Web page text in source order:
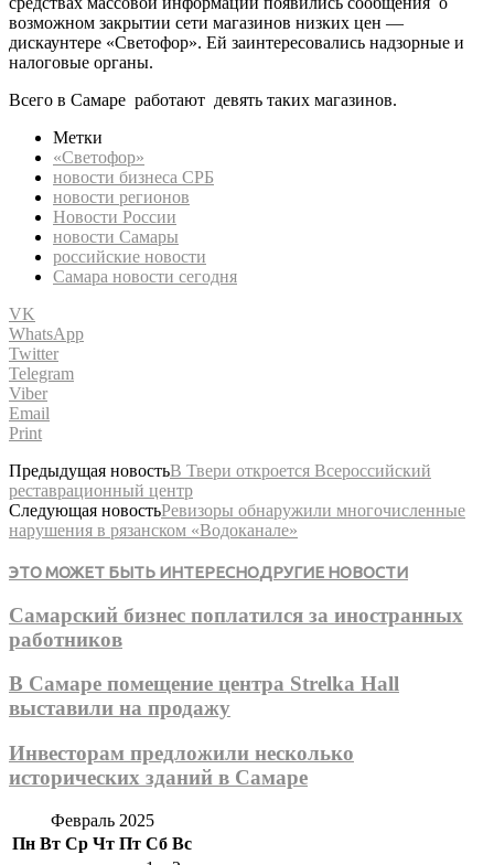
возможном закрытии сети магазинов низких цен —
дискаунтере «Светофор». Ей заинтересовались надзорные и
налоговые органы.
Всего в Самаре работают девять таких магазинов.
Метки
«Светофор»
новости бизнеса СРБ
новости регионов
Новости России
новости Самары
российские новости
Самара новости сегодня
VK
WhatsApp
Twitter
Telegram
Viber
Email
Print
Предыдущая новостьВ Твери откроется Всероссийский
реставрационный центр
Следующая новостьРевизоры обнаружили многочисленные
нарушения в рязанском «Водоканале»
ЭТО МОЖЕТ БЫТЬ ИНТЕРЕСНОДРУГИЕ НОВОСТИ
Самарский бизнес поплатился за иностранных
работников
В Самаре помещение центра Strelka Hall
выставили на продажу
Инвесторам предложили несколько
исторических зданий в Самаре
Февраль 2025
Пн Вт Ср Чт Пт Сб Вс